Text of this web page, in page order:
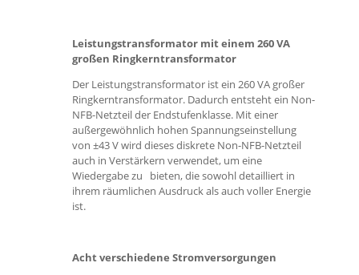
Leistungstransformator mit einem 260 VA
großen Ringkerntransformator
Der Leistungstransformator ist ein 260 VA großer
Ringkerntransformator. Dadurch entsteht ein Non-
NFB-Netzteil der Endstufenklasse. Mit einer
außergewöhnlich hohen Spannungseinstellung
von ±43 V wird dieses diskrete Non-NFB-Netzteil
auch in Verstärkern verwendet, um eine
Wiedergabe zu bieten, die sowohl detailliert in
ihrem räumlichen Ausdruck als auch voller Energie
ist.
Acht verschiedene Stromversorgungen